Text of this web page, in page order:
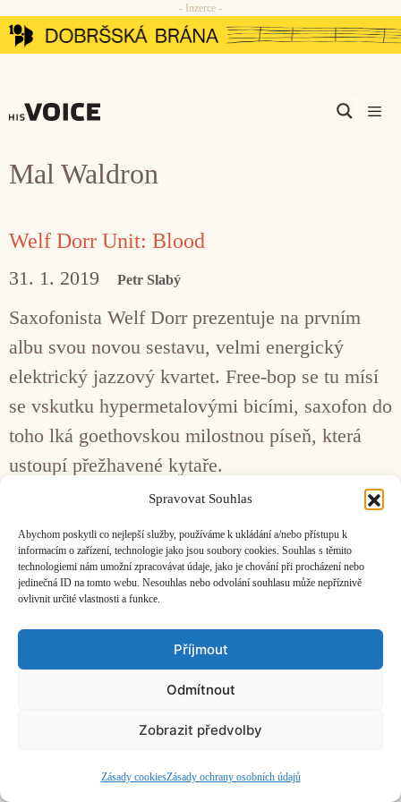
Spravovat Souhlas
Abychom poskytli co nejlepší služby, používáme k ukládání a/nebo přístupu k
informacím o zařízení, technologie jako jsou soubory cookies. Souhlas s těmito
technologiemi nám umožní zpracovávat údaje, jako je chování při procházení nebo
jedinečná ID na tomto webu. Nesouhlas nebo odvolání souhlasu může nepříznivě
ovlivnit určité vlastnosti a funkce.
Příjmout
Odmítnout
Zobrazit předvolby
Zásady cookiesZásady ochrany osobních údajů
Přeskočit
na
- Inzerce -
Mal Waldron
Welf Dorr Unit: Blood
31. 1. 2019 Petr Slabý
Saxofonista Welf Dorr prezentuje na prvním
albu svou novou sestavu, velmi energický
elektrický jazzový kvartet. Free-bop se tu mísí
se vskutku hypermetalovými bicími, saxofon do
toho lká goethovskou milostnou píseň, která
ustoupí přežhavené kytaře.
Facebook
Bandcamp
Mail
ČASOPIS O JINÉ HUDBĚ | vydáváHudební informační středisko
založeno 2001 | Kontaktujte nás:info@hisvoice.cz
©2026 HISvoice – design a admin